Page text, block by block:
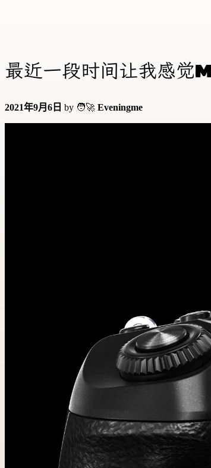
最近一段时间让我感觉
2021年9月6日 by 🧑‍🚀 Eveningme